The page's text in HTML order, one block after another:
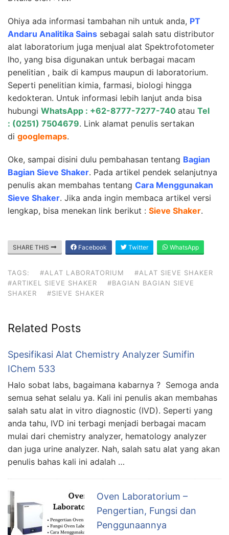
Ohiya ada informasi tambahan nih untuk anda, PT
Andaru Analitika Sains sebagai salah satu distributor
alat laboratorium juga menjual alat Spektrofotometer
lho, yang bisa digunakan untuk berbagai macam
penelitian , baik di kampus maupun di laboratorium.
Seperti penelitian kimia, farmasi, biologi hingga
kedokteran. Untuk informasi lebih lanjut anda bisa
hubungi WhatsApp : +62-8777-7277-740 atau Tel
: (0251) 7504679. Link alamat penulis sertakan
di googlemaps.
Oke, sampai disini dulu pembahasan tentang Bagian
Bagian Sieve Shaker. Pada artikel pendek selanjutnya
penulis akan membahas tentang Cara Menggunakan
Sieve Shaker. Jika anda ingin membaca artikel versi
lengkap, bisa menekan link berikut : Sieve Shaker.
SHARE THIS Facebook Twitter WhatsApp
TAGS: #ALAT LABORATORIUM
#ALAT SIEVE SHAKER
#ARTIKEL SIEVE SHAKER
#BAGIAN BAGIAN SIEVE
SHAKER
#SIEVE SHAKER
Related Posts
Spesifikasi Alat Chemistry Analyzer Sumifin
IChem 533
Halo sobat labs, bagaimana kabarnya ? Semoga anda
semua sehat selalu ya. Kali ini penulis akan membahas
salah satu alat in vitro diagnostic (IVD). Seperti yang
anda tahu, IVD ini terbagi menjadi berbagai macam
mulai dari chemistry analyzer, hematology analyzer
dan juga urine analyzer. Nah, salah satu alat yang akan
penulis bahas kali ini adalah …
Oven Laboratorium –
Pengertian, Fungsi dan
Penggunaannya